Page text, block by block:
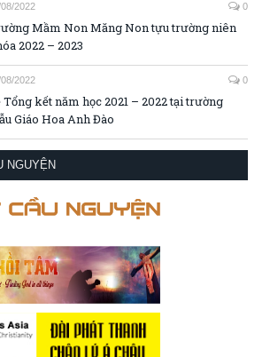
2022 0
Mầm Non Măng Non tựu trường niên
2022 – 2023
2022 0
Tổng kết năm học 2021 – 2022 tại trường
Giáo Hoa Anh Đào
NGUYỆN